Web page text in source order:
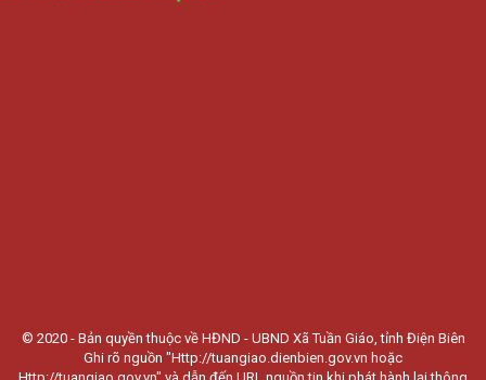
© 2020 - Bản quyền thuộc về HĐND - UBND Xã Tuần Giáo, tỉnh Điện Biên
Ghi rõ nguồn "Http://tuangiao.dienbien.gov.vn hoặc